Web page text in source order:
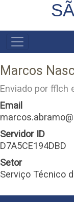
NAVEGADOR
PRINCIPAL
Marcos
Enviado por fflch
Email
Servidor ID
D7A5CE194DBD
Setor
Serviço Técnico